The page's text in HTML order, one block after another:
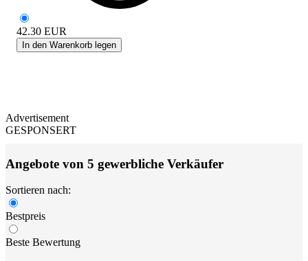
42.30 EUR
In den Warenkorb legen
Advertisement
GESPONSERT
Angebote von 5 gewerbliche Verkäufer
Sortieren nach:
Bestpreis
Beste Bewertung